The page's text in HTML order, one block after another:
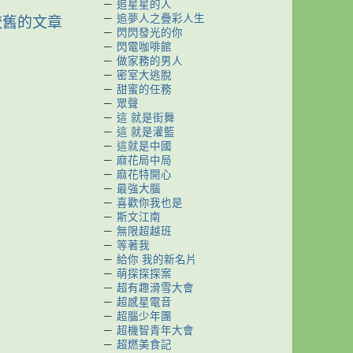
的文章
－ 追星星的人
－ 追夢人之疊彩人生
－ 閃閃發光的你
－ 閃電咖啡館
－ 做家務的男人
－ 密室大逃脫
－ 甜蜜的任務
－ 眾聲
－ 這 就是街舞
－ 這 就是灌籃
－ 這就是中國
－ 麻花局中局
－ 麻花特開心
－ 最強大腦
－ 喜歡你我也是
－ 斯文江南
－ 無限超越班
－ 等著我
－ 給你 我的新名片
－ 萌探探探案
－ 超有趣滑雪大會
－ 超感星電音
－ 超腦少年團
－ 超機智青年大會
－ 超燃美食記